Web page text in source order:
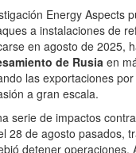
Energy Aspects
a instalaciones de
en agosto de 2025,
de Rusia en
las exportaciones
a gran escala.
serie de impactos
28 de agosto pasados,
detener operaciones.